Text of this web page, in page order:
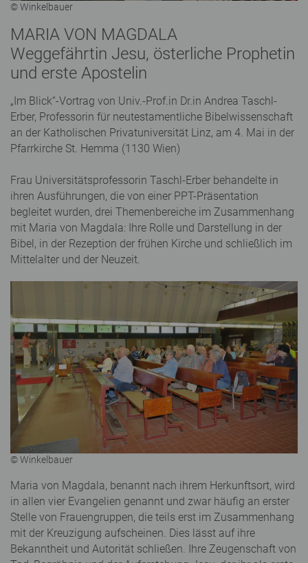
© Winkelbauer
MARIA VON MAGDALA
Weggefährtin Jesu, österliche Prophetin
und erste Apostelin
„Im Blick“-Vortrag von Univ.-Prof.in Dr.in Andrea Taschl-
Erber, Professorin für neutestamentliche Bibelwissenschaft
an der Katholischen Privatuniversität Linz, am 4. Mai in der
Pfarrkirche St. Hemma (1130 Wien)
Frau Universitätsprofessorin Taschl-Erber behandelte in
ihren Ausführungen, die von einer PPT-Präsentation
begleitet wurden, drei Themenbereiche im Zusammenhang
mit Maria von Magdala: Ihre Rolle und Darstellung in der
Bibel, in der Rezeption der frühen Kirche und schließlich im
Mittelalter und der Neuzeit.
© Winkelbauer
Maria von Magdala, benannt nach ihrem Herkunftsort, wird
in allen vier Evangelien genannt und zwar häufig an erster
Stelle von Frauengruppen, die teils erst im Zusammenhang
mit der Kreuzigung aufscheinen. Dies lässt auf ihre
Bekanntheit und Autorität schließen. Ihre Zeugenschaft von